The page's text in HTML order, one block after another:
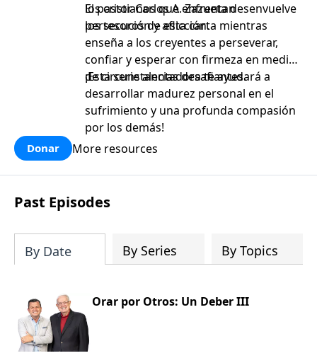
los cristianos que enfrentan
persecución y aflicción.
El pastor Carlos A. Zazueta desenvuelve
los tesoros de esta carta mientras
enseña a los creyentes a perseverar,
confiar y esperar con firmeza en medio
de circunstancias desafiantes.
¡Esta serie alentadora te ayudará a
desarrollar madurez personal en el
sufrimiento y una profunda compasión
por los demás!
Donar More resources
Past Episodes
By Date By Series By Topics
Orar por Otros: Un Deber III